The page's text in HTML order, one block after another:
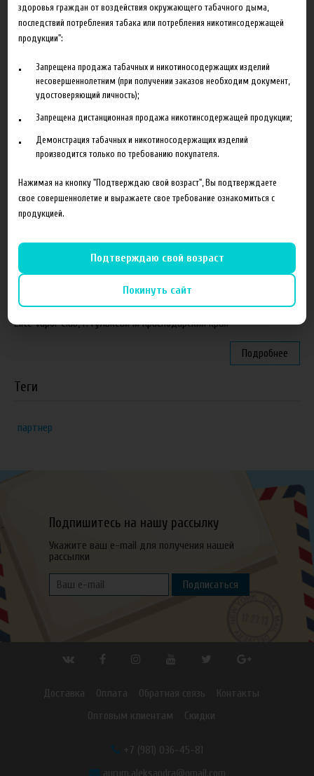
Новинка HeroesFarm
Новая линейка жидкостей Time Travel Machine
Поступление ароматизаторов XianTaima
Новинка. Новые наборы в линейке Heroes Farm.
Партнеры
VapeReserve, г. Ульяновск
Vape Band, г. Казань
ЁЖивика Vape, г. Омск
Elite Vapor Club, г. Гулькевичи Краснодарский край
Подробнее
Теги
партнер
Подпишитесь на нашу рассылку
Укажите ваш e-mail для получения нашей
рассылки
Подписаться
Доставка Оплата Обратная связь
Контакты
Оптовым клиентам
Скидки
+7 (981) 036-45-81
aurum.aleksandra@gmail.com
здоровья граждан от воздействия окружающего табачного дыма,
последствий потребления табака или потребления никотинсодержащей
продукции":
Запрещена продажа табачных и никотиносодержащих изделий
несовершеннолетним (при получении заказов необходим документ,
удостоверяющий личность);
Запрещена дистанционная продажа никотинсодержащей продукции;
Демонстрация табачных и никотиносодержащих изделий
производится только по требованию покупателя.
Нажимая на кнопку "Подтверждаю свой возраст", Вы подтверждаете
свое совершеннолетие и выражаете свое требование ознакомиться с
продукцией.
Подтверждаю свой возраст
Покинуть сайт